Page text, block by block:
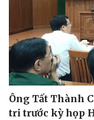
Pháp luật
Vụ án
Tin nóng
Tư vấn luật
Ông Tất Thành
tri trước kỳ họp